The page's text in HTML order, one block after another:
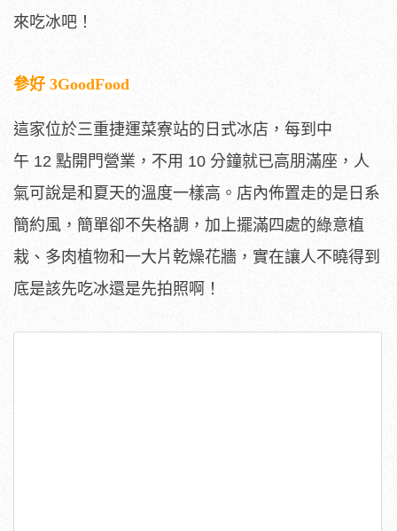
來吃冰吧！
參好 3GoodFood
這家位於三重捷運菜寮站的日式冰店，每到中
午 12 點開門營業，不用 10 分鐘就已高朋滿座，人
氣可說是和夏天的溫度一樣高。店內佈置走的是日系
簡約風，簡單卻不失格調，加上擺滿四處的綠意植
栽、多肉植物和一大片乾燥花牆，實在讓人不曉得到
底是該先吃冰還是先拍照啊！